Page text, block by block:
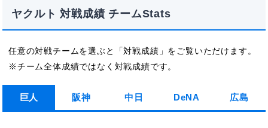
ヤクルト 対戦成績 チームStats
任意の対戦チームを選ぶと「対戦成績」をご覧いただけます。
※チーム全体成績ではなく対戦成績です。
巨人 阪神 中日 DeNA 広島